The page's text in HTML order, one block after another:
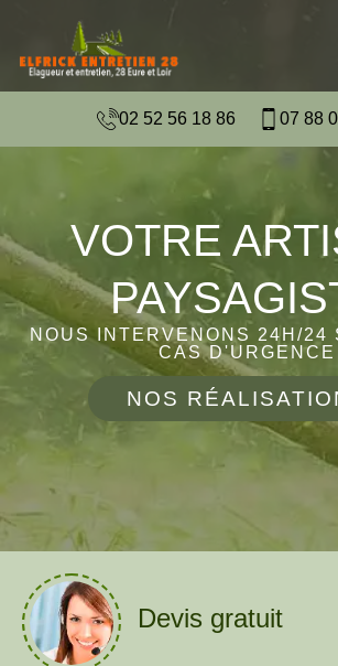
02 52 56 18 86 07 88
VOTRE
NOUS INTERVENONS 24H/24
CAS D'URGENCE
NOS
Devis gratuit